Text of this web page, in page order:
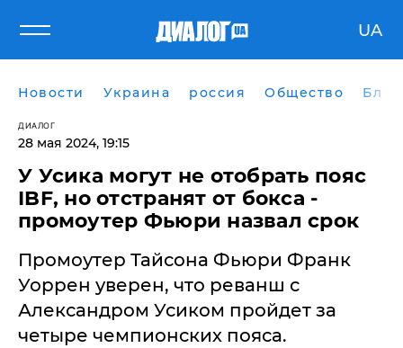
UA
Новости Украина россия Общество
ДИАЛОГ
28 мая 2024, 19:15
У Усика могут не отобрать пояс
IBF, но отстранят от бокса -
промоутер Фьюри назвал срок
Промоутер Тайсона Фьюри Франк
Уоррен уверен, что реванш с
Александром Усиком пройдет за
четыре чемпионских пояса.